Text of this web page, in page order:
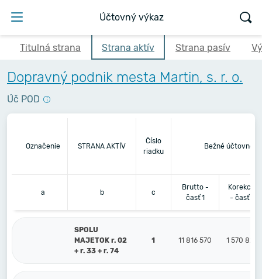
Účtovný výkaz
Titulná strana Strana aktív Strana pasív
Dopravný podnik mesta Martin, s. r. o.
Úč POD
Označenie STRANA AKTÍV
Číslo
riadku
Bežné účtovné
a b c
Brutto -
časť 1
Korekcia
- časť 2
SPOLU
MAJETOK r. 02
+ r. 33 + r. 74
1 11 816 570 1 570 826